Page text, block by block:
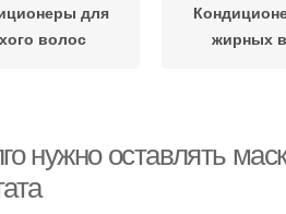
для
волос
жирных
нужно оставлять